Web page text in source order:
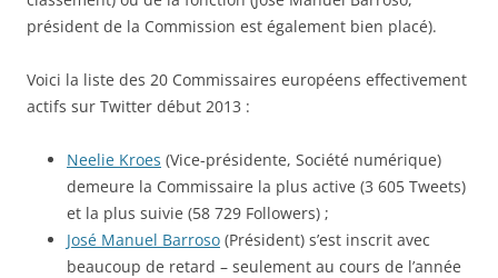
président de la Commission est également bien placé).
Voici la liste des 20 Commissaires européens effectivement
actifs sur Twitter début 2013 :
Neelie Kroes (Vice-présidente, Société numérique)
demeure la Commissaire la plus active (3 605 Tweets)
et la plus suivie (58 729 Followers) ;
José Manuel Barroso (Président) s’est inscrit avec
beaucoup de retard – seulement au cours de l’année